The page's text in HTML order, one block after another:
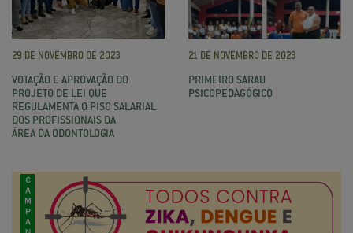
29 DE NOVEMBRO DE 2023
VOTAÇÃO E APROVAÇÃO DO
PROJETO DE LEI QUE
REGULAMENTA O PISO SALARIAL
DOS PROFISSIONAIS DA
ÁREA DA ODONTOLOGIA
21 DE NOVEMBRO DE 2023
PRIMEIRO SARAU
PSICOPEDAGÓGICO